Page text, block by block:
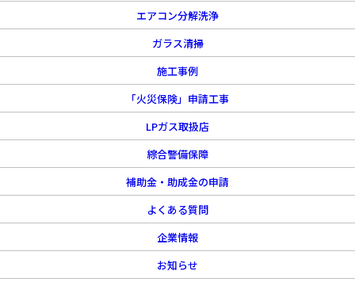
エアコン分解洗浄
ガラス清掃
施工事例
「火災保険」申請工事
LPガス取扱店
綜合警備保障
補助金・助成金の申請
よくある質問
企業情報
お知らせ